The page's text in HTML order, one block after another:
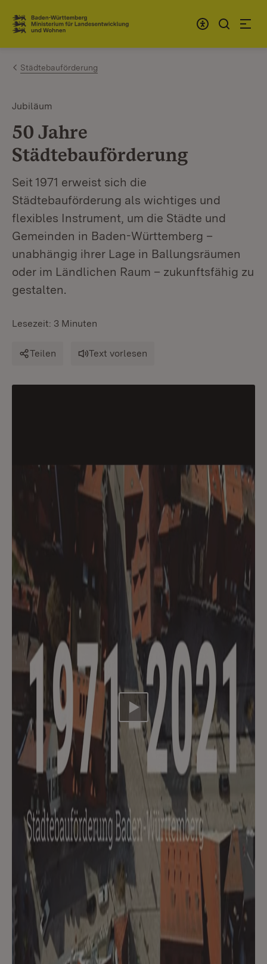
Zum Inhalt springen
Link zur Startseite
Städtebauförderung
Jubiläum
50 Jahre
Städtebauförderung
Seit 1971 erweist sich die
Städtebauförderung als wichtiges und
flexibles Instrument, um die Städte und
Gemeinden in Baden-Württemberg –
unabhängig ihrer Lage in Ballungsräumen
oder im Ländlichen Raum – zukunftsfähig zu
gestalten.
Lesezeit: 3 Minuten
Teilen Text vorlesen
Video abspielen